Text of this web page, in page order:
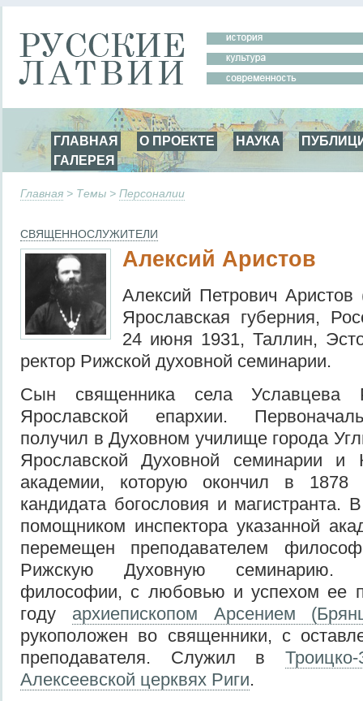
ГЛАВНАЯ О ПРОЕКТЕ НАУКА
ГАЛЕРЕЯ
Главная > Темы > Персоналии
СВЯЩЕННОСЛУЖИТЕЛИ
Алексий Аристов
Алексий Петрович Аристов
Ярославская губерния,
24 июня 1931, Таллин,
ректор Рижской духовной семинарии.
Сын священника села Уславцева
Ярославской епархии.
получил в Духовном училище города
Ярославской Духовной семинарии и
академии, которую окончил в 1878
кандидата богословия и магистранта.
помощником инспектора указанной
перемещен преподавателем
Рижскую Духовную семинарию.
философии, с любовью и успехом ее
году архиепископом Арсением
рукоположен во священники, с
преподавателя. Служил в
Алексеевской церквях Риги.